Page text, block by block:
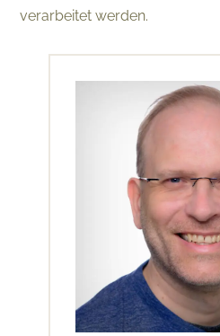
verarbeitet werden.